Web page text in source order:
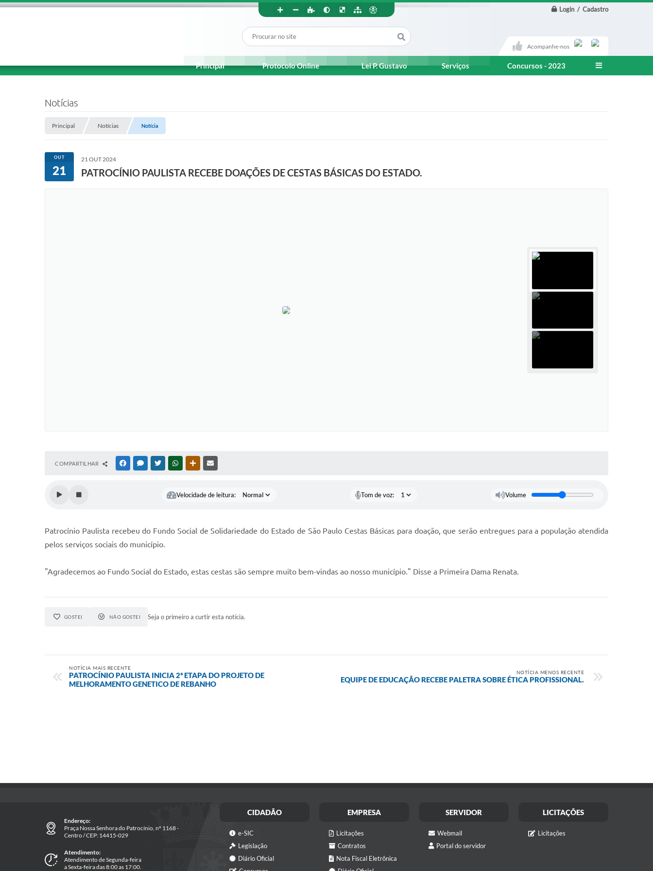
Login / Cadastro
Acompanhe-nos
Principal Protocolo Online Lei P. Gustavo Serviços Concursos - 2023
Notícias
Principal Notícias Notícia
OUT
21
21 OUT 2024
PATROCÍNIO PAULISTA RECEBE DOAÇÕES DE CESTAS BÁSICAS DO ESTADO.
COMPARTILHAR FACEBOOKMESSENGER
TWITTERWHATSAPPOUTRAS MÍDIAS
Velocidade de leitura: Tom de voz: Volume
Patrocínio Paulista recebeu do Fundo Social de Solidariedade do Estado de São Paulo Cestas Básicas para doação, que serão entregues para a população atendida
pelos serviços sociais do município.
"Agradecemos ao Fundo Social do Estado, estas cestas são sempre muito bem-vindas ao nosso município." Disse a Primeira Dama Renata.
GOSTEI NÃO GOSTEI Seja o primeiro a curtir esta notícia.
NOTÍCIA MAIS RECENTE
PATROCÍNIO PAULISTA INICIA 2ª ETAPA DO PROJETO DE
MELHORAMENTO GENETICO DE REBANHO
NOTÍCIA MENOS RECENTE
EQUIPE DE EDUCAÇÃO RECEBE PALETRA SOBRE ÉTICA PROFISSIONAL.
Endereço:
Praça Nossa Senhora do Patrocínio, nº 1168 -
Centro / CEP: 14415-029
Atendimento:
Atendimento de Segunda-feira
a Sexta-feira das 8:00 as 17:00.
CIDADÃO
e-SIC
Legislação
Diário Oficial
EMPRESA
Licitações
Contratos
Nota Fiscal Eletrônica
SERVIDOR
Webmail
Portal do servidor
LICITAÇÕES
Licitações